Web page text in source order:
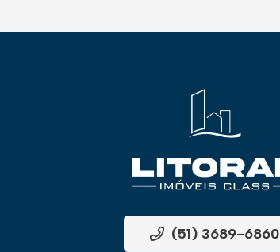
(51) 3689-6860